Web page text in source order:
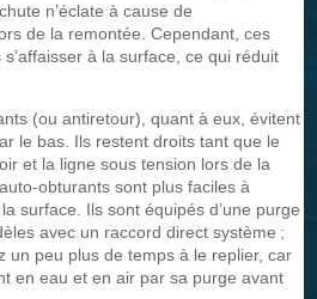
n’éclate à cause de
de la remontée. Cependant, ces
à la surface, ce qui réduit
(ou antiretour), quant à eux, évitent
le bas. Ils restent droits tant que le
et la ligne sous tension lors de la
obturants sont plus faciles à
surface. Ils sont équipés d’une purge
avec un raccord direct système ;
un peu plus de temps à le replier, car
en eau et en air par sa purge avant